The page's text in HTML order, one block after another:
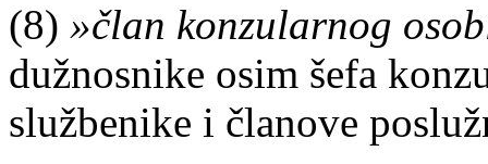
(8) »član konzularnog
dužnosnike osim šefa
službenike i članove